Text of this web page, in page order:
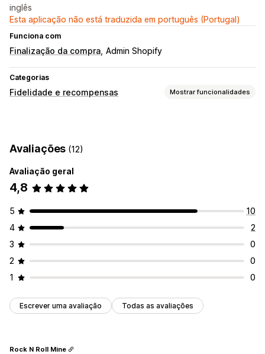
inglês
Esta aplicação não está traduzida em português (Portugal)
Funciona com
Finalização da compra Admin Shopify
Categorias
Fidelidade e recompensas Mostrar funcionalidades
Recompensas que pode oferecer
Descontos
Avaliações (12)
Avaliação geral
4,8
5
10
4
2
3
0
2
0
1
0
Escrever uma avaliação Todas as avaliações
Rock N Roll Mine